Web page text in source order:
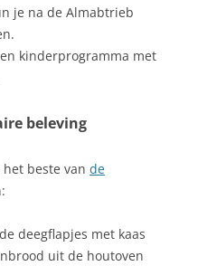
je na de Almabtrieb
kinderprogramma met
beleving
beste van de
deegflapjes met kaas
uit de houtoven